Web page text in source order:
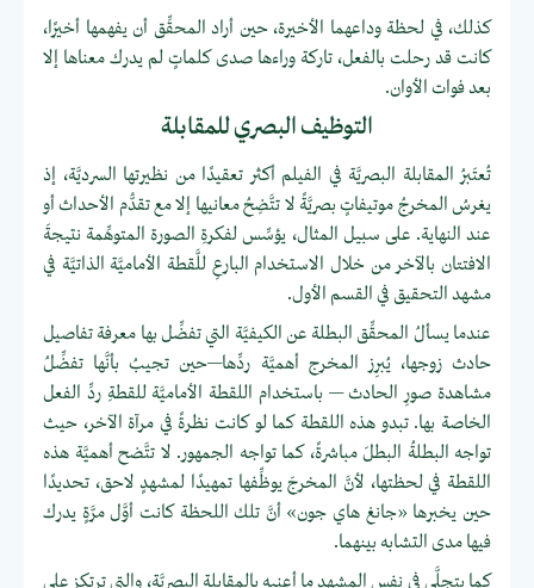
كذلك، في لحظة وداعهما الأخيرة، حين أراد المحقِّق أن يفهمها أخيرًا،
كانت قد رحلت بالفعل، تاركة وراءها صدى كلماتٍ لم يدرك معناها إلا
بعد فوات الأوان.
التوظيف البصري للمقابلة
تُعتَبرُ المقابلة البصريَّة في الفيلم أكثر تعقيدًا من نظيرتها السرديَّة، إذ
يغرسُ المخرجُ موتيفاتٍ بصريَّةً لا تتَّضِحُ معانيها إلا مع تقدُّم الأحداث أو
عند النهاية. على سبيل المثال، يؤسِّس لفكرةِ الصورة المتوهِّمة نتيجةَ
الافتتان بالآخر من خلال الاستخدام البارعِ للَّقطة الأماميَّة الذاتيَّة في
مشهد التحقيق في القسم الأول.
عندما يسألُ المحقِّق البطلة عن الكيفيَّة التي تفضِّل بها معرفة تفاصيل
حادث زوجها، يُبرِز المخرج أهميَّة ردِّها—حين تجيبُ بأنَّها تفضِّلُ
مشاهدة صورِ الحادث — باستخدام اللقطة الأماميَّة للقطةِ ردِّ الفعل
الخاصة بها. تبدو هذه اللقطة كما لو كانت نظرةً في مرآة الآخر، حيث
تواجه البطلةُ البطلَ مباشرةً، كما تواجه الجمهور. لا تتَّضح أهميَّة هذه
اللقطة في لحظتها، لأنَّ المخرجَ يوظِّفها تمهيدًا لمشهدٍ لاحق، تحديدًا
حين يخبرها «جانغ هاي جون» أنَّ تلك اللحظة كانت أوَّل مرَّةٍ يدرك
فيها مدى التشابه بينهما.
كما يتجلَّى في نفس المشهد ما أعنيه بالمقابلة البصريَّة، والتي ترتكز على